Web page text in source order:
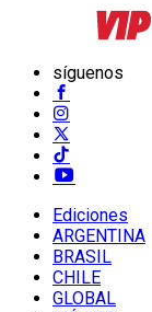
síguenos
Ediciones
ARGENTINA
BRASIL
CHILE
GLOBAL